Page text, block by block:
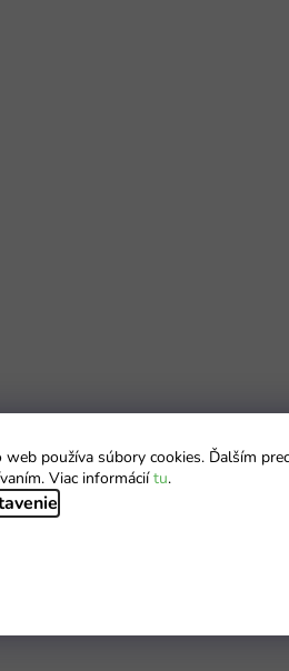
web používa súbory cookies. Ďalším
Viac informáciítu.